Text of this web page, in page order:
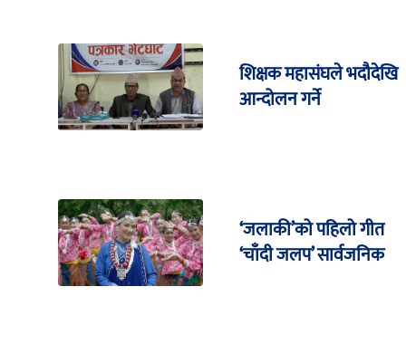
शिक्षक महासंघले भदौदेखि
आन्दोलन गर्ने
‘जलाकी’को पहिलो गीत
‘चाँदी जलप’ सार्वजनिक